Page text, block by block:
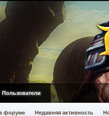
Пользователи
форуме Недавняя активность